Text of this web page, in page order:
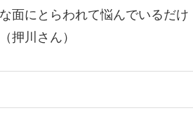
面にとらわれて悩んでいるだけ
押川さん）